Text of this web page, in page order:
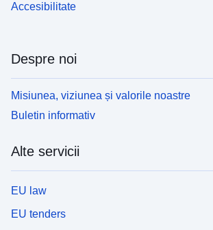
Accesibilitate
Despre noi
Misiunea, viziunea și valorile noastre
Buletin informativ
Alte servicii
EU law
EU tenders